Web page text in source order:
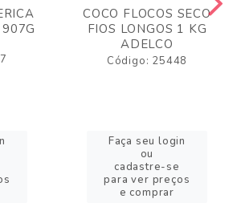
COCO FLOCOS SECO
FIOS LONGOS 1 KG
ADELCO
Código: 25448
Faça seu login
ou
cadastre-se
para ver preços
e comprar